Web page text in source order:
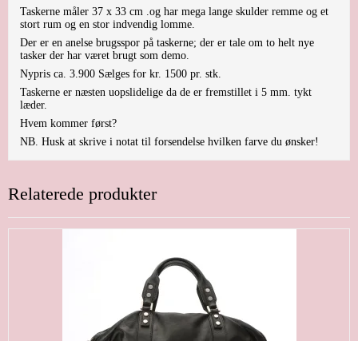
Taskerne måler 37 x 33 cm .og har mega lange skulder remme og et
stort rum og en stor indvendig lomme.
Der er en anelse brugsspor på taskerne; der er tale om to helt nye
tasker der har været brugt som demo.
Nypris ca. 3.900 Sælges for kr. 1500 pr. stk.
Taskerne er næsten uopslidelige da de er fremstillet i 5 mm. tykt
læder.
Hvem kommer først?
NB. Husk at skrive i notat til forsendelse hvilken farve du ønsker!
Relaterede produkter